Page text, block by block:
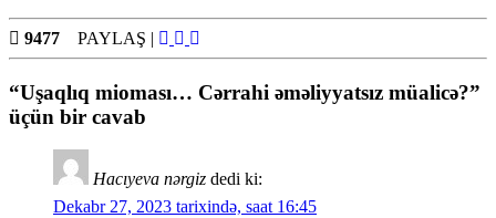
9477 PAYLAŞ |
“Uşaqlıq mioması… Cərrahi əməliyyatsız müalicə?”
üçün bir cavab
Hacıyeva nərgiz dedi ki:
Dekabr 27, 2023 tarixində, saat 16:45